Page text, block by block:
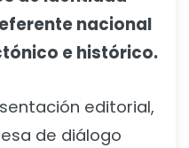
nacional
e histórico.
editorial,
de diálogo